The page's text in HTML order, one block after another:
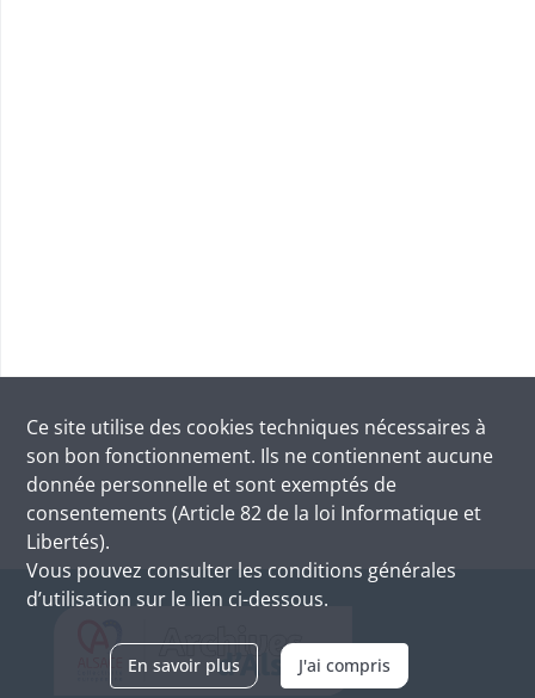
Ce site utilise des cookies techniques nécessaires à
son bon fonctionnement. Ils ne contiennent aucune
donnée personnelle et sont exemptés de
consentements (Article 82 de la loi Informatique et
Libertés).
Vous pouvez consulter les conditions générales
d’utilisation sur le lien ci-dessous.
En savoir plus J'ai compris